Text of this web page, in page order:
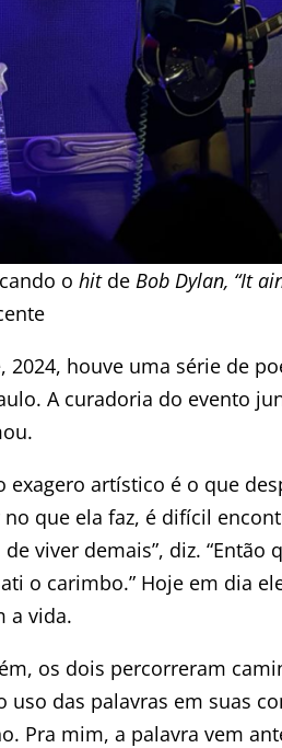
o hitde Bob Dylan, “It
2024, houve uma série de
A curadoria do evento
exagero artístico é o que
que ela faz, é difícil
viver demais”, diz.
o carimbo.” Hoje em dia
a vida.
os dois percorreram
uso das palavras em suas
Pra mim, a palavra vem